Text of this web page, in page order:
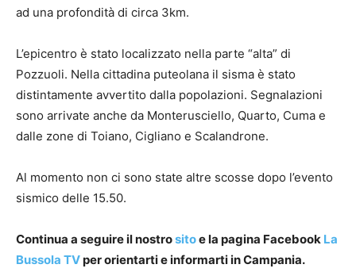
ad una profondità di circa 3km.
L’epicentro è stato localizzato nella parte “alta” di
Pozzuoli. Nella cittadina puteolana il sisma è stato
distintamente avvertito dalla popolazioni. Segnalazioni
sono arrivate anche da Monterusciello, Quarto, Cuma e
dalle zone di Toiano, Cigliano e Scalandrone.
Al momento non ci sono state altre scosse dopo l’evento
sismico delle 15.50.
Continua a seguire il nostrositoe la pagina Facebook La
Bussola TVper orientarti e informarti in Campania.